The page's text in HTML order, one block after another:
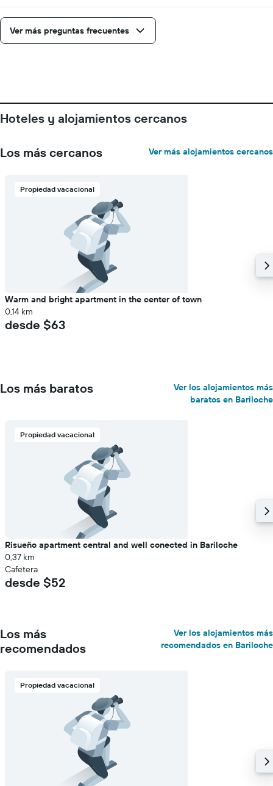
Ver más preguntas frecuentes
Hoteles y alojamientos cercanos
Los más cercanos Ver más alojamientos cercanos
Propiedad vacacional
Warm and bright apartment in the center of town
0,14 km
desde $63
Los más baratos
Ver los alojamientos más
baratos en Bariloche
Propiedad vacacional
Risueño apartment central and well conected in Bariloche
0,37 km
Cafetera
desde $52
Los más
recomendados
Ver los alojamientos más
recomendados en Bariloche
Propiedad vacacional